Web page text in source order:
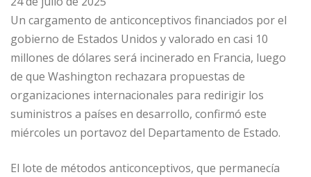
Un cargamento de anticonceptivos financiados por el
gobierno de Estados Unidos y valorado en casi 10
millones de dólares será incinerado en Francia, luego
de que Washington rechazara propuestas de
organizaciones internacionales para redirigir los
suministros a países en desarrollo, confirmó este
miércoles un portavoz del Departamento de Estado.
El lote de métodos anticonceptivos, que permanecía